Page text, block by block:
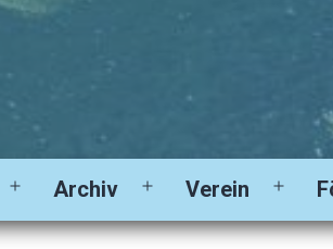
Menü
öffnen
Archiv
Menü
öffnen
Verein
Menü